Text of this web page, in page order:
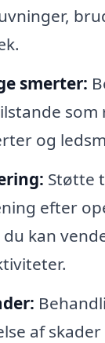
smerter:
som
og
Støtte
efter
du kan
af